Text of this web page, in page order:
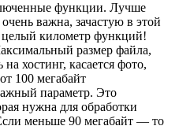
функции. Лучше
важна, зачастую в этой
километр функций!
размер файла,
хостинг, касается фото,
100 мегабайт
параметр. Это
нужна для обработки
меньше 90 мегабайт — то